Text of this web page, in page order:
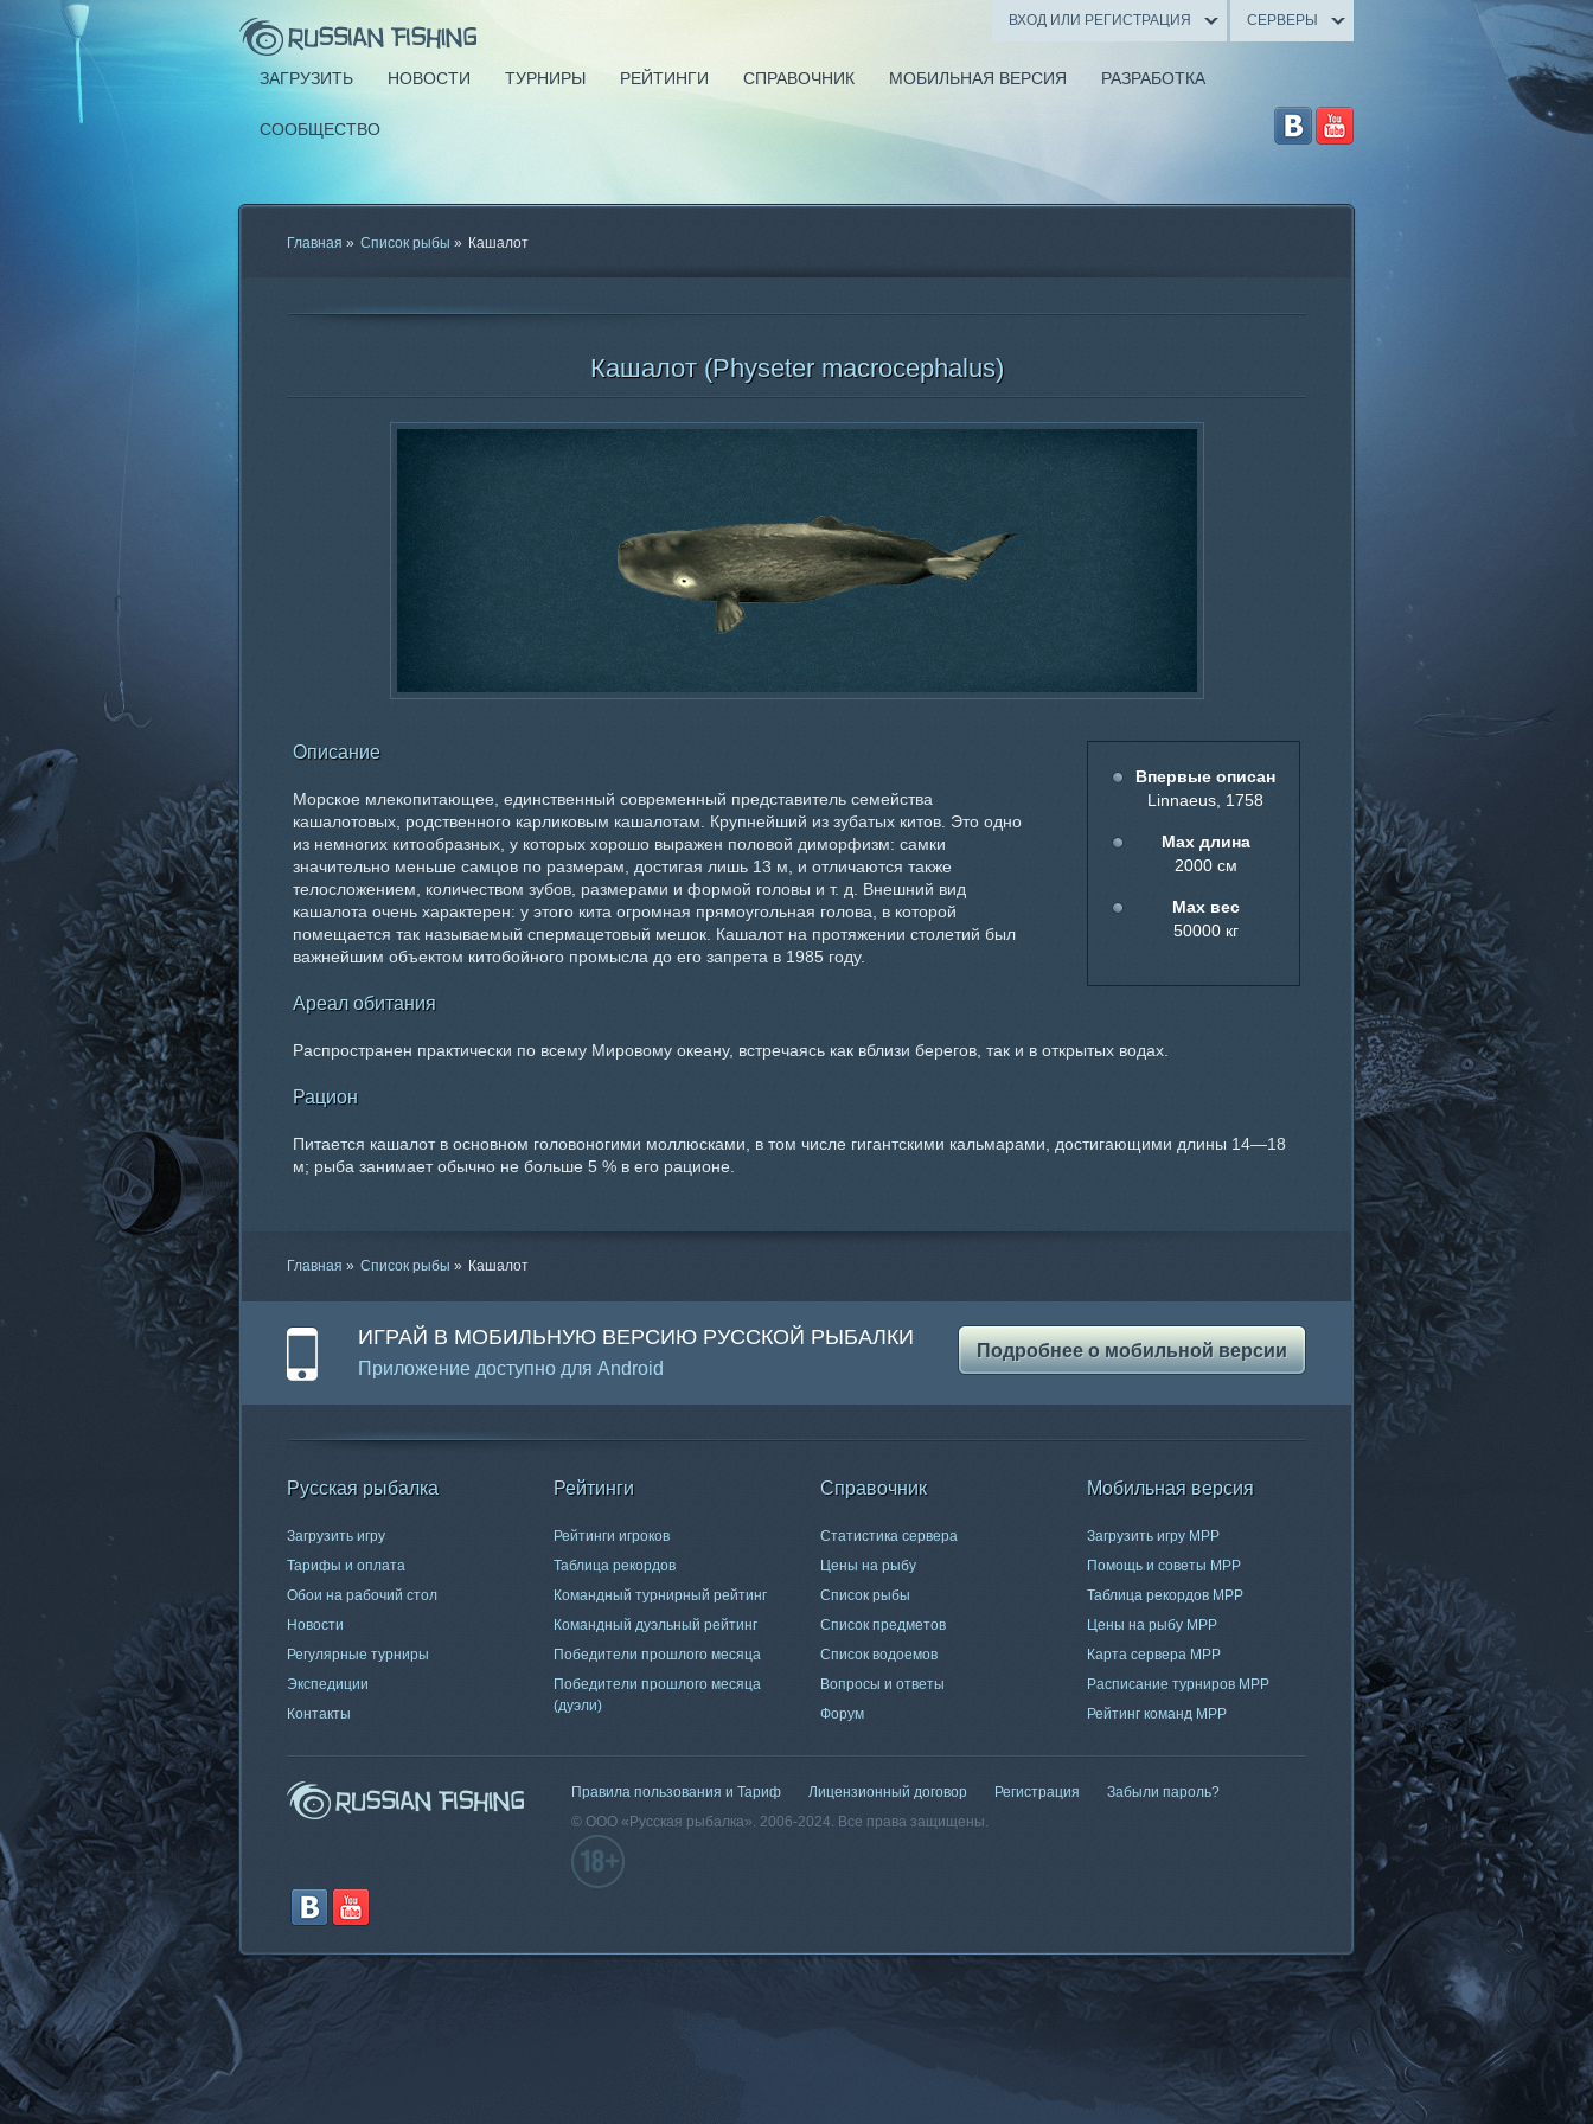
СЕРВЕРЫ
ВХОД ИЛИ РЕГИСТРАЦИЯ
ЗАГРУЗИТЬ НОВОСТИ ТУРНИРЫ РЕЙТИНГИ СПРАВОЧНИК МОБИЛЬНАЯ ВЕРСИЯ РАЗРАБОТКА
СООБЩЕСТВО
Главная » Список рыбы » Кашалот
Кашалот (Physeter macrocephalus)
Впервые описан
Linnaeus, 1758
Мах длина
2000 см
Мах вес
50000 кг
Описание
Морское млекопитающее, единственный современный представитель семейства
кашалотовых, родственного карликовым кашалотам. Крупнейший из зубатых китов. Это одно
из немногих китообразных, у которых хорошо выражен половой диморфизм: самки
значительно меньше самцов по размерам, достигая лишь 13 м, и отличаются также
телосложением, количеством зубов, размерами и формой головы и т. д. Внешний вид
кашалота очень характерен: у этого кита огромная прямоугольная голова, в которой
помещается так называемый спермацетовый мешок. Кашалот на протяжении столетий был
важнейшим объектом китобойного промысла до его запрета в 1985 году.
Ареал обитания
Распространен практически по всему Мировому океану, встречаясь как вблизи берегов, так и в открытых водах.
Рацион
Питается кашалот в основном головоногими моллюсками, в том числе гигантскими кальмарами, достигающими длины 14—18
м; рыба занимает обычно не больше 5 % в его рационе.
Главная » Список рыбы » Кашалот
ИГРАЙ В МОБИЛЬНУЮ ВЕРСИЮ РУССКОЙ РЫБАЛКИ
Приложение доступно для Android
Подробнее о мобильной версии
Русская рыбалка
Загрузить игру
Тарифы и оплата
Обои на рабочий стол
Новости
Регулярные турниры
Экспедиции
Контакты
Рейтинги
Рейтинги игроков
Таблица рекордов
Командный турнирный рейтинг
Командный дуэльный рейтинг
Победители прошлого месяца
Победители прошлого месяца
(дуэли)
Справочник
Статистика сервера
Цены на рыбу
Список рыбы
Список предметов
Список водоемов
Вопросы и ответы
Форум
Мобильная версия
Загрузить игру МРР
Помощь и советы МРР
Таблица рекордов МРР
Цены на рыбу МРР
Карта сервера МРР
Расписание турниров МРР
Рейтинг команд МРР
Правила пользования и Тариф Лицензионный договор Регистрация
Забыли пароль?
© ООО «Русская рыбалка». 2006-2024. Все права защищены.